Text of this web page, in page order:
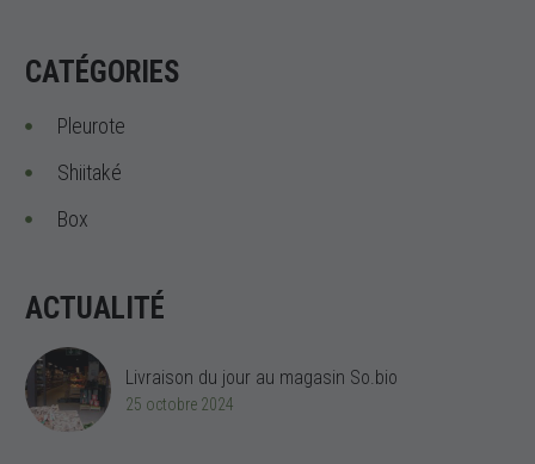
CATÉGORIES
Pleurote
Shiitaké
Box
ACTUALITÉ
Livraison du jour au magasin So.bio
25 octobre 2024